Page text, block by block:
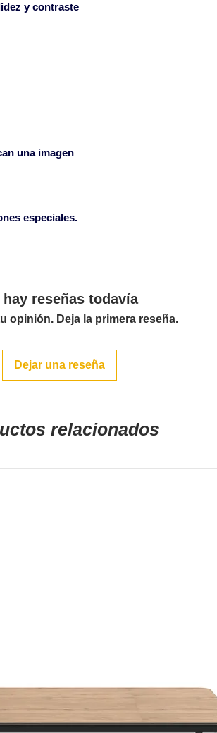
y contraste
una imagen
especiales.
hay reseñas todavía
opinión. Deja la primera reseña.
Dejar una reseña
relacionados